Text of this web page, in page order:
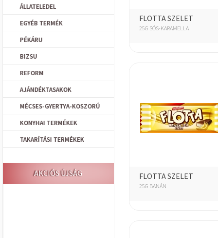
ÁLLATELEDEL
EGYÉB TERMÉK
PÉKÁRU
BIZSU
REFORM
AJÁNDÉKTASAKOK
MÉCSES-GYERTYA-KOSZORÚ
KONYHAI TERMÉKEK
TAKARÍTÁSI TERMÉKEK
AKCIÓS ÚJSÁG
FLOTTA SZELET
25G SÓS-KARAMELLA
FLOTTA SZELET
25G BANÁN